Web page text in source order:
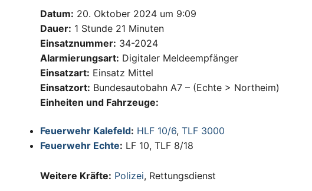
Datum: 20. Oktober 2024 um 9:09
Dauer: 1 Stunde 21 Minuten
Einsatznummer: 34-2024
Alarmierungsart: Digitaler Meldeempfänger
Einsatzart: Einsatz Mittel
Einsatzort: Bundesautobahn A7 – (Echte > Northeim)
Einheiten und Fahrzeuge:
Feuerwehr Kalefeld: HLF 10/6, TLF 3000
Feuerwehr Echte: LF 10, TLF 8/18
Weitere Kräfte: Polizei, Rettungsdienst